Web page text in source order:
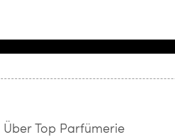
Über Top Parfümerie